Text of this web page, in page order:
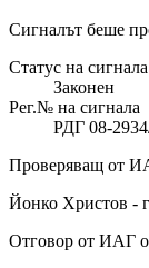
Сигналът беше
Статус на сигнала
Законен
Рег.№ на сигнала
РДГ 08-
Проверяващ от
Йонко Христов -
Отговор от ИАГ